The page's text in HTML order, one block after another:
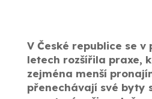
V České republice se v
letech rozšířila praxe,
zejména menší
přenechávají své byty